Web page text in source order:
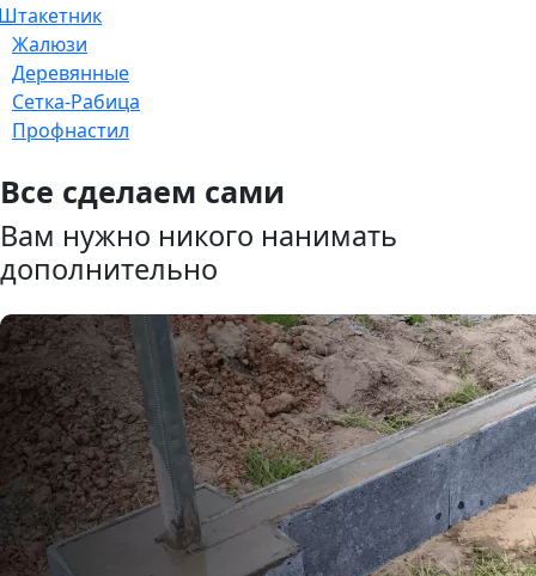
Жалюзи
Деревянные
Сетка-Рабица
Профнастил
Все сделаем сами
Вам нужно никого нанимать
дополнительно